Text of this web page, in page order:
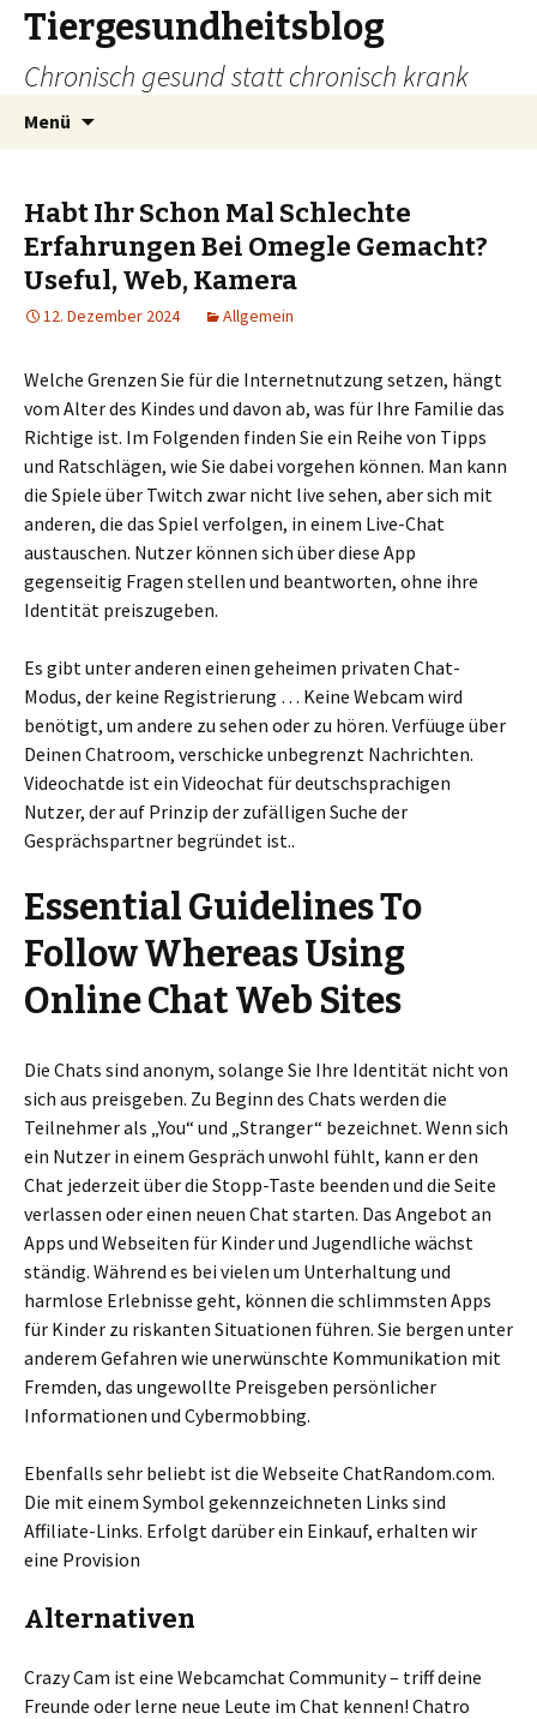
Tiergesundheitsblog
Chronisch gesund statt chronisch krank
Menü
Habt Ihr Schon Mal Schlechte
Erfahrungen Bei Omegle Gemacht?
Useful, Web, Kamera
12. Dezember 2024 Allgemein
Welche Grenzen Sie für die Internetnutzung setzen, hängt
vom Alter des Kindes und davon ab, was für Ihre Familie das
Richtige ist. Im Folgenden finden Sie ein Reihe von Tipps
und Ratschlägen, wie Sie dabei vorgehen können. Man kann
die Spiele über Twitch zwar nicht live sehen, aber sich mit
anderen, die das Spiel verfolgen, in einem Live-Chat
austauschen. Nutzer können sich über diese App
gegenseitig Fragen stellen und beantworten, ohne ihre
Identität preiszugeben.
Es gibt unter anderen einen geheimen privaten Chat-
Modus, der keine Registrierung … Keine Webcam wird
benötigt, um andere zu sehen oder zu hören. Verfüuge über
Deinen Chatroom, verschicke unbegrenzt Nachrichten.
Videochatde ist ein Videochat für deutschsprachigen
Nutzer, der auf Prinzip der zufälligen Suche der
Gesprächspartner begründet ist..
Essential Guidelines To
Follow Whereas Using
Online Chat Web Sites
Die Chats sind anonym, solange Sie Ihre Identität nicht von
sich aus preisgeben. Zu Beginn des Chats werden die
Teilnehmer als „You“ und „Stranger“ bezeichnet. Wenn sich
ein Nutzer in einem Gespräch unwohl fühlt, kann er den
Chat jederzeit über die Stopp-Taste beenden und die Seite
verlassen oder einen neuen Chat starten. Das Angebot an
Apps und Webseiten für Kinder und Jugendliche wächst
ständig. Während es bei vielen um Unterhaltung und
harmlose Erlebnisse geht, können die schlimmsten Apps
für Kinder zu riskanten Situationen führen. Sie bergen unter
anderem Gefahren wie unerwünschte Kommunikation mit
Fremden, das ungewollte Preisgeben persönlicher
Informationen und Cybermobbing.
Ebenfalls sehr beliebt ist die Webseite ChatRandom.com.
Die mit einem Symbol gekennzeichneten Links sind
Affiliate-Links. Erfolgt darüber ein Einkauf, erhalten wir
eine Provision
Alternativen
Crazy Cam ist eine Webcamchat Community – triff deine
Freunde oder lerne neue Leute im Chat kennen! Chatro